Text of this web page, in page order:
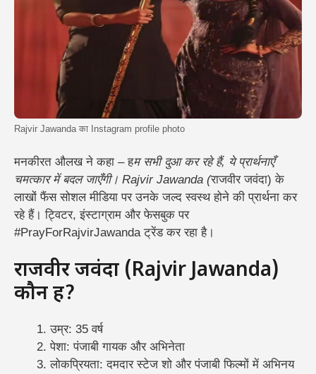
Rajvir Jawanda का Instagram profile photo
मनकीरत औलख ने कहा – हम सभी दुआ कर रहे हैं, ये प्रार्थनाएँ
चमत्कार में बदल जाएँगी। Rajvir Jawanda (राजवीर जवंदा) के
लाखों फैंस सोशल मीडिया पर उनके जल्द स्वस्थ होने की प्रार्थना कर
रहे हैं। ट्विटर, इंस्टाग्राम और फेसबुक पर
#PrayForRajvirJawanda ट्रेंड कर रहा है।
राजवीर जवंदा (Rajvir Jawanda)
कौन हैं?
उम्र: 35 वर्ष
पेशा: पंजाबी गायक और अभिनेता
लोकप्रियता: दमदार स्टेज शो और पंजाबी फिल्मों में अभिनय